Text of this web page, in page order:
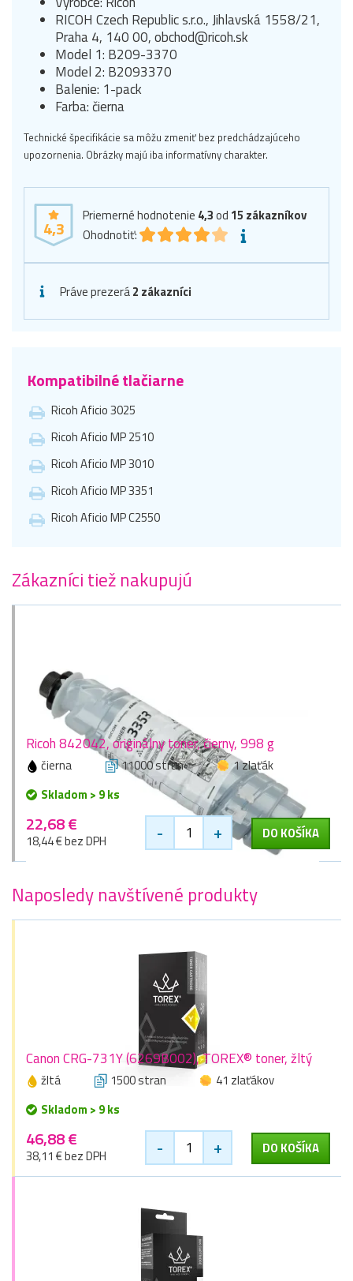
RICOH Czech Republic s.r.o., Jihlavská 1558/21,
Praha 4, 140 00, obchod@ricoh.sk
Model 1: B209-3370
Model 2: B2093370
Balenie: 1-pack
Farba: čierna
Technické špecifikácie sa môžu zmeniť bez predchádzajúceho
upozornenia. Obrázky majú iba informatívny charakter.
4,3
Priemerné hodnotenie 4,3od 15 zákazníkov
Ohodnotiť:
Práve prezerá2 zákazníci
Kompatibilné tlačiarne
Ricoh Aficio 3025
Ricoh Aficio MP 2510
Ricoh Aficio MP 3010
Ricoh Aficio MP 3351
Ricoh Aficio MP C2550
Zákazníci tiež nakupujú
Ricoh 842042, originálny toner, čierny, 998 g
čierna 11000 stran
1 zlaťák
Skladom > 9 ks
22,68 €
18,44 € bez DPH - + DO KOŠÍKA
Naposledy navštívené produkty
Canon CRG-731Y (6269B002), TOREX® toner, žltý
žltá 1500 stran
41 zlaťákov
Skladom > 9 ks
46,88 €
38,11 € bez DPH - + DO KOŠÍKA